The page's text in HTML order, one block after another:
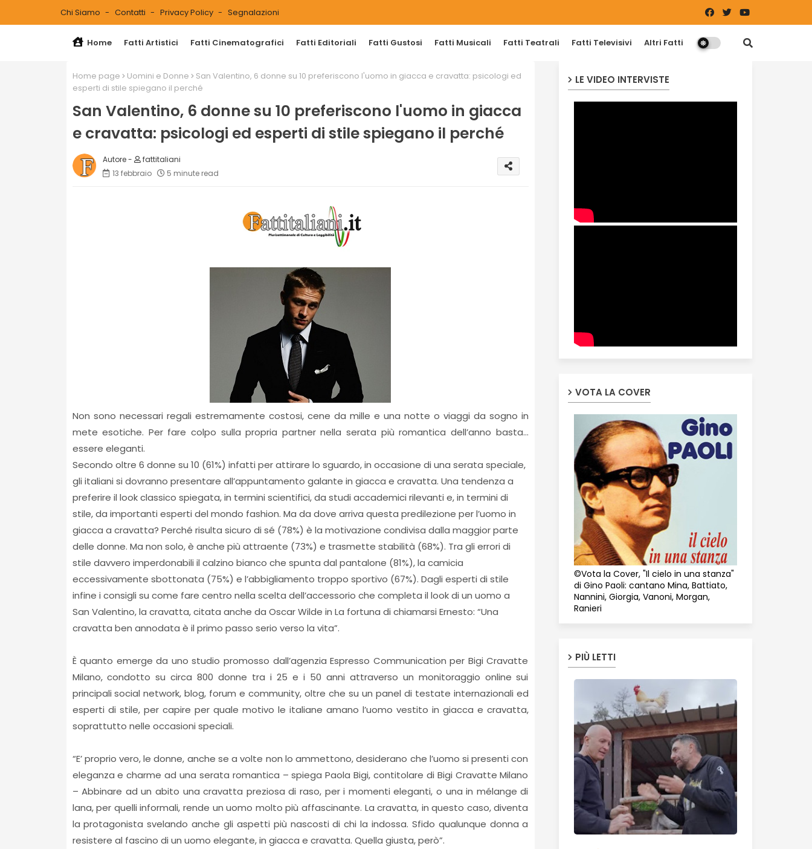
Chi Siamo Contatti Privacy Policy Segnalazioni
Home Fatti Artistici Fatti Cinematografici Fatti Editoriali Fatti Gustosi Fatti Musicali Fatti Teatrali Fatti Televisivi Altri Fatti
Home page Uomini e Donne
San Valentino, 6 donne su 10 preferiscono l'uomo in giacca e cravatta: psicologi ed
esperti di stile spiegano il perché
San Valentino, 6 donne su 10 preferiscono l'uomo in giacca
e cravatta: psicologi ed esperti di stile spiegano il perché
fattitaliani
13 febbraio
5 minute read
Non sono necessari regali estremamente costosi, cene da mille e una notte o viaggi da sogno in
mete esotiche. Per fare colpo sulla propria partner nella serata più romantica dell’anno basta…
essere eleganti.
Secondo oltre 6 donne su 10 (61%) infatti per attirare lo sguardo, in occasione di una serata speciale,
gli italiani si dovranno presentare all’appuntamento galante in giacca e cravatta. Una tendenza a
preferire il look classico spiegata, in termini scientifici, da studi accademici rilevanti e, in termini di
stile, da importanti esperti del mondo fashion. Ma da dove arriva questa predilezione per l’uomo in
giacca a cravatta? Perché risulta sicuro di sé (78%) è la motivazione condivisa dalla maggior parte
delle donne. Ma non solo, è anche più attraente (73%) e trasmette stabilità (68%). Tra gli errori di
stile davvero imperdonabili il calzino bianco che spunta dal pantalone (81%), la camicia
eccessivamente sbottonata (75%) e l’abbigliamento troppo sportivo (67%). Dagli esperti di stile
infine i consigli su come fare centro nella scelta dell’accessorio che completa il look di un uomo a
San Valentino, la cravatta, citata anche da Oscar Wilde in La fortuna di chiamarsi Ernesto: “Una
cravatta ben annodata è il primo passo serio verso la vita”.
È quanto emerge da uno studio promosso dall’agenzia Espresso Communication per Bigi Cravatte
Milano, condotto su circa 800 donne tra i 25 e i 50 anni attraverso un monitoraggio online sui
principali social network, blog, forum e community, oltre che su un panel di testate internazionali ed
esperti di stile, per capire per quale motivo le italiane amano l’uomo vestito in giacca e cravatta,
soprattutto nelle occasioni speciali.
“E’ proprio vero, le donne, anche se a volte non lo ammettono, desiderano che l’uomo si presenti con
eleganza e charme ad una serata romantica – spiega Paola Bigi, contitolare di Bigi Cravatte Milano
– Abbinare ad un abito una cravatta preziosa di raso, per i momenti eleganti, o una in mélange di
lana, per quelli informali, rende un uomo molto più affascinante. La cravatta, in questo caso, diventa
la protagonista svelando anche gli aspetti più nascosti di chi la indossa. Sfido qualunque donna a
resistere al fascino di un uomo elegante, in giacca e cravatta. Quella giusta, però”.
LE VIDEO INTERVISTE
VOTA LA COVER
©Vota la Cover, "Il cielo in una stanza"
di Gino Paoli: cantano Mina, Battiato,
Nannini, Giorgia, Vanoni, Morgan,
Ranieri
PIÙ LETTI